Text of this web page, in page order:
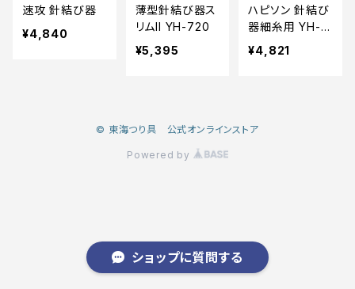
速攻 針結び器
¥4,840
薄型針結び器ス
リムII YH-720
¥5,395
ハピソン 針結び
器細糸用 YH-7
13
¥4,821
© 東海つり具 公式オンラインストア
Powered by
ショップに質問する